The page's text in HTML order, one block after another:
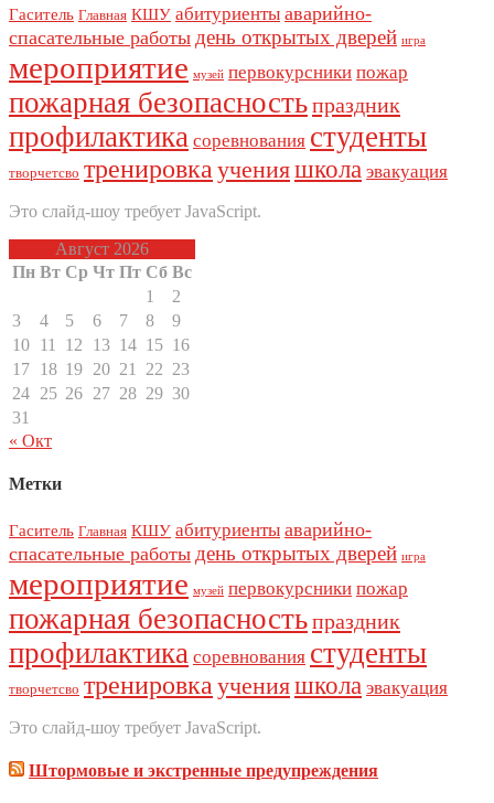
Гаситель Главная КШУ абитуриенты аварийно-
спасательные работы день открытых дверей игра
мероприятие музей первокурсники пожар
пожарная безопасностьпраздник
профилактика соревнования студенты
творчетсво тренировка ученияшкола эвакуация
Это слайд-шоу требует JavaScript.
Август 2026
Пн Вт Ср Чт Пт Сб Вс
1
2
3
4 5 6 7 8
9
10 11 12 13 14 15 16
17 18 19 20 21 22 23
24 25 26 27 28 29 30
31
« Окт
Метки
Гаситель Главная КШУ абитуриенты аварийно-
спасательные работы день открытых дверей игра
мероприятие музей первокурсники пожар
пожарная безопасностьпраздник
профилактика соревнования студенты
творчетсво тренировка ученияшкола эвакуация
Это слайд-шоу требует JavaScript.
Штормовые и экстренные предупреждения